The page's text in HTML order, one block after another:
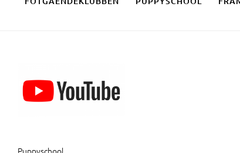
Puppyschool